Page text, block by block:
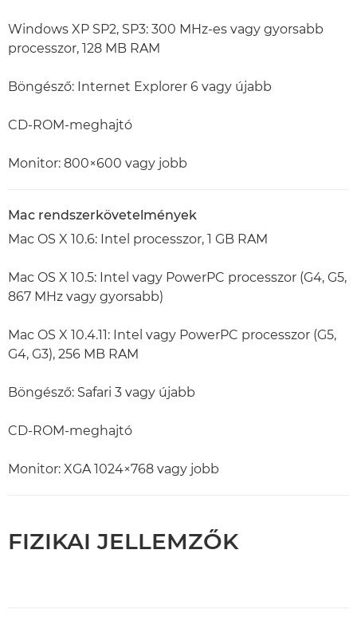
Windows XP SP2, SP3: 300 MHz-es vagy gyorsabb
processzor, 128 MB RAM
Böngésző: Internet Explorer 6 vagy újabb
CD-ROM-meghajtó
Monitor: 800×600 vagy jobb
Mac rendszerkövetelmények
Mac OS X 10.6: Intel processzor, 1 GB RAM
Mac OS X 10.5: Intel vagy PowerPC processzor (G4, G5,
867 MHz vagy gyorsabb)
Mac OS X 10.4.11: Intel vagy PowerPC processzor (G5,
G4, G3), 256 MB RAM
Böngésző: Safari 3 vagy újabb
CD-ROM-meghajtó
Monitor: XGA 1024×768 vagy jobb
FIZIKAI JELLEMZŐK